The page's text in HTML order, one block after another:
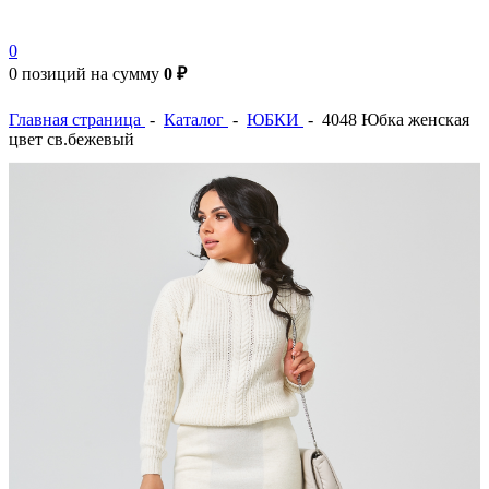
0
0 позиций на сумму 0 ₽
Главная страница - Каталог - ЮБКИ - 4048 Юбка женская
цвет св.бежевый